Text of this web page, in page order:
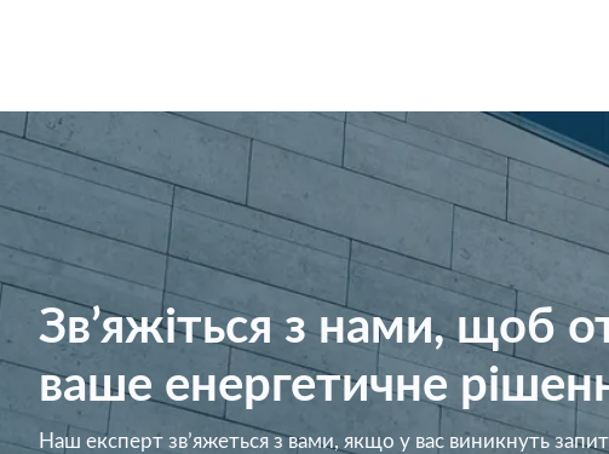
Зв’яжіться з нами, щоб
ваше енергетичне
Наш експерт зв’яжеться з вами, якщо у вас виникнуть